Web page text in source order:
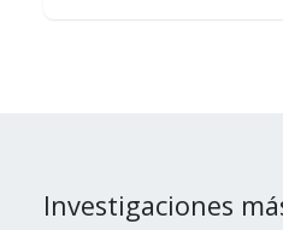
Investigaciones